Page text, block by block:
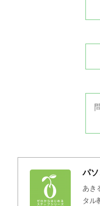
あき
タル